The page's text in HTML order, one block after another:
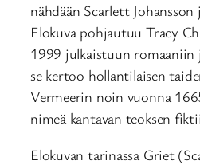
nähdään Scarlett
Elokuva pohjautuu Tracy
1999 julkaistuun romaaniin
se kertoo hollantilaisen
Vermeerin noin vuonna
nimeä kantavan teoksen
Elokuvan tarinassa Griet